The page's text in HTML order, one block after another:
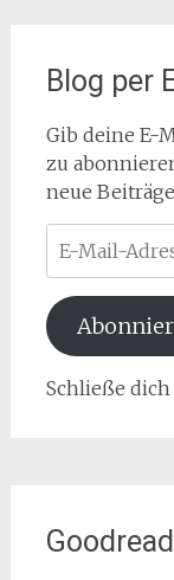
Blog per
Gib deine E-
zu
neue
Mail-
Adresse
Schließe